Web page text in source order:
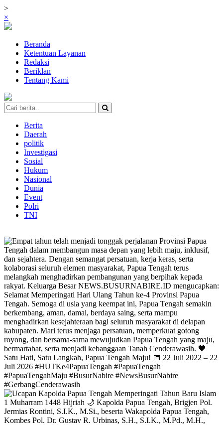
>
×
Beranda
Ketentuan Layanan
Redaksi
Beriklan
Tentang Kami
Berita
Daerah
politik
Investigasi
Sosial
Hukum
Nasional
Dunia
Event
Polri
TNI